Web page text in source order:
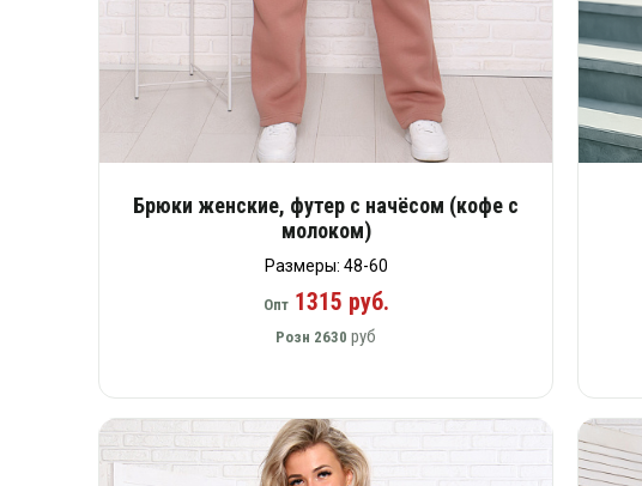
Брюки женские, футер с начёсом (кофе с
молоком)
Размеры: 48-60
Опт1315 руб.
Розн 2630 руб